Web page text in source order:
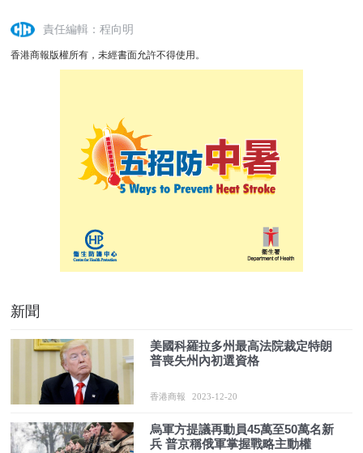
責任編輯：程向明
香港商報版權所有，未經書面允許不得使用。
新聞
美國科羅拉多州最高法院裁定特朗
普喪失州內初選資格
香港商報 2023-12-20
烏軍方提議再動員45萬至50萬名新
兵 普京稱俄軍掌握戰略主動權